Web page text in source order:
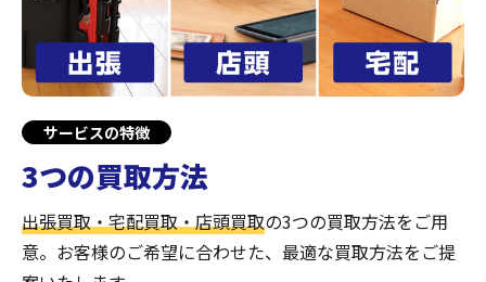
サービスの特徴
3つの買取方法
出張買取・宅配買取・店頭買取の3つの買取方法をご用
意。お客様のご希望に合わせた、最適な買取方法をご提